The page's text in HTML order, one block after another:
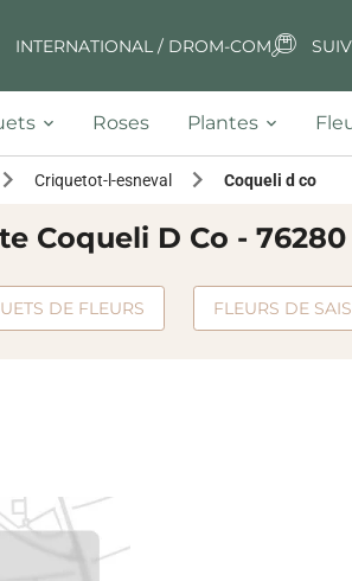
INTERNATIONAL / DROM-COM
Roses Plantes
Criquetot-l-esneval Coqueli d co
Coqueli D Co -
DE FLEURS FLEURS DE